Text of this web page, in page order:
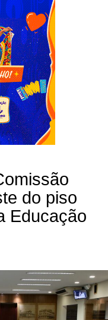
do piso
Educação